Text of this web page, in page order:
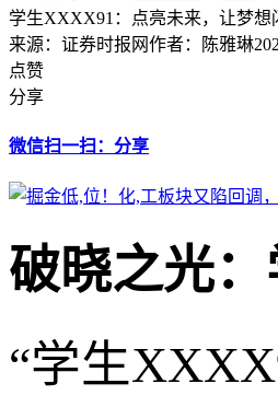
学生XXXX91：点亮未来，让梦想
来源：证券时报网作者：陈雅琳
点赞
分享
微信扫一扫：分享
破晓之光
“学生